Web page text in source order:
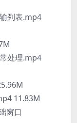
列表.mp4
处理.mp4
11.83M
窗口